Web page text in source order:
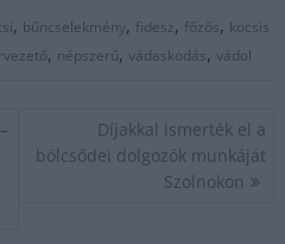
, bűncselekmény, fidesz, főzős, kocsis
, népszerű,vádaskodás,vádol
Díjakkal ismerték el a
bölcsődei dolgozók munkáját
Szolnokon